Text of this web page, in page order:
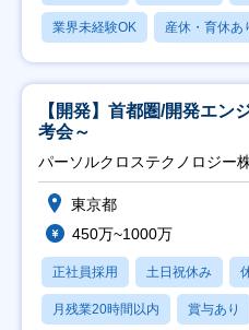
業界未経験OK 産休・育休あ
【開発】首都圏/開発エ
考会～
パーソルクロステクノロジー
東京都
450万~1000万
正社員採用 土日祝休み
月残業20時間以内 賞与あり